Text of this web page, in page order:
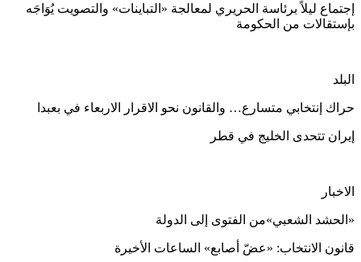
إجتماع ليلاً برئاسة الحريري لمعالجة «التباينات» والتصويت يُوَاجَه
بإستقالات من الحكومة
البلد
حراك إنتخابي متسارع… والقانون نحو الاقرار الاربعاء في بعبدا
إيران تتحدى الخليج في قطر
الاخبار
«الحشد الشعبي»من الفتوى إلى الدولة
قانون الانتخاب: «عضّ أصابع» الساعات الأخيرة